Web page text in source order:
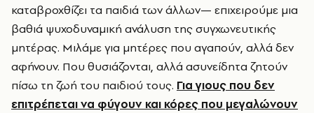
καταβροχθίζει τα παιδιά των άλλων— επιχειρούμε μια
βαθιά ψυχοδυναμική ανάλυση της συγχωνευτικής
μητέρας. Μιλάμε για μητέρες που αγαπούν, αλλά δεν
αφήνουν. Που θυσιάζονται, αλλά ασυνείδητα ζητούν
πίσω τη ζωή του παιδιού τους. Για γιους που δεν
επιτρέπεται να φύγουν και κόρες που μεγαλώνουν